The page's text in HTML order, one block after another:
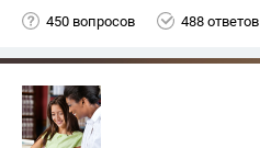
450 вопросов 488 ответов